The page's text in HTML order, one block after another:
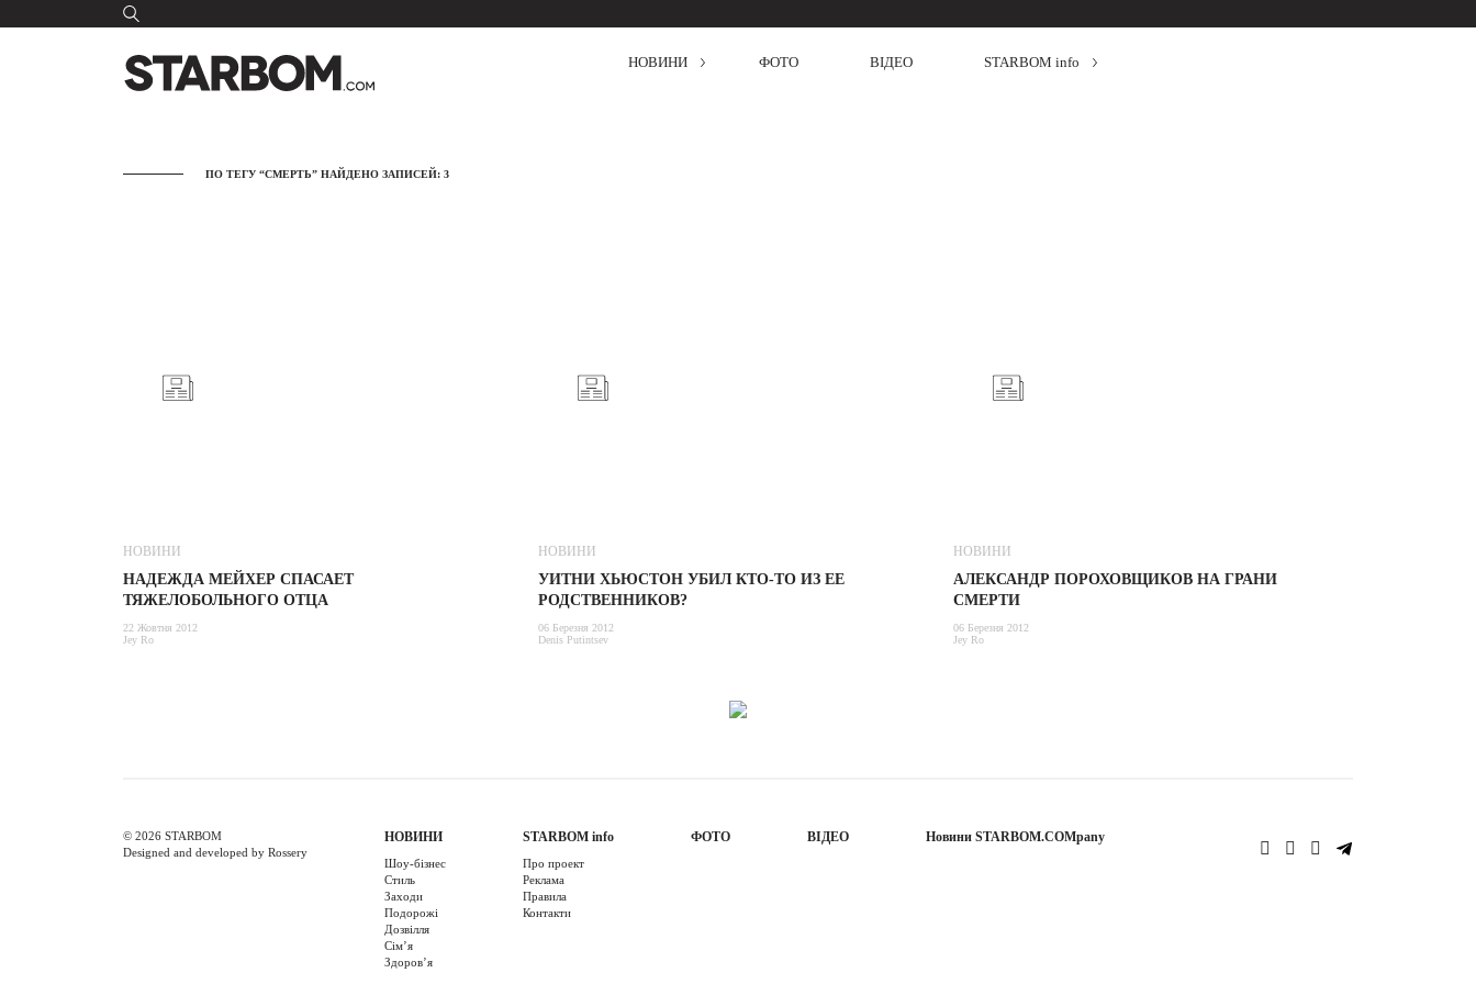
НОВИНИ ФОТО ВІДЕО STARBOM info
ПО ТЕГУ “СМЕРТЬ” НАЙДЕНО ЗАПИСЕЙ: 3
НОВИНИ
НАДЕЖДА МЕЙХЕР СПАСАЕТ
ТЯЖЕЛОБОЛЬНОГО ОТЦА
22 Жовтня 2012
Jey Ro
НОВИНИ
УИТНИ ХЬЮСТОН УБИЛ КТО-ТО ИЗ ЕЕ
РОДСТВЕННИКОВ?
06 Березня 2012
Denis Putintsev
НОВИНИ
АЛЕКСАНДР ПОРОХОВЩИКОВ НА ГРАНИ
СМЕРТИ
06 Березня 2012
Jey Ro
© 2026 STARBOM
Designed and developed by Rossery
НОВИНИ
Шоу-бізнес
Стиль
Заходи
Подорожі
Дозвілля
Cім’я
Здоров’я
STARBOM info
Про проект
Реклама
Правила
Контакти
ФОТО ВІДЕО Новини STARBOM.COMpany